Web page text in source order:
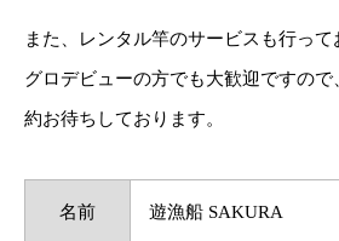
また、レンタル竿のサービスも行っ
グロデビューの方でも大歓迎ですの
約お待ちしております。
名前 遊漁船 SAKURA